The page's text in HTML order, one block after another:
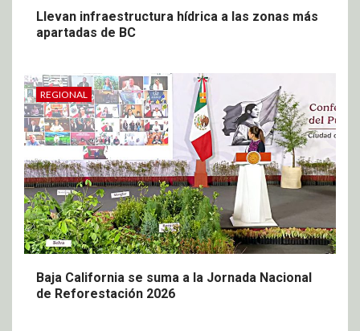
Llevan infraestructura hídrica a las zonas más
apartadas de BC
REGIONAL
Baja California se suma a la Jornada Nacional
de Reforestación 2026